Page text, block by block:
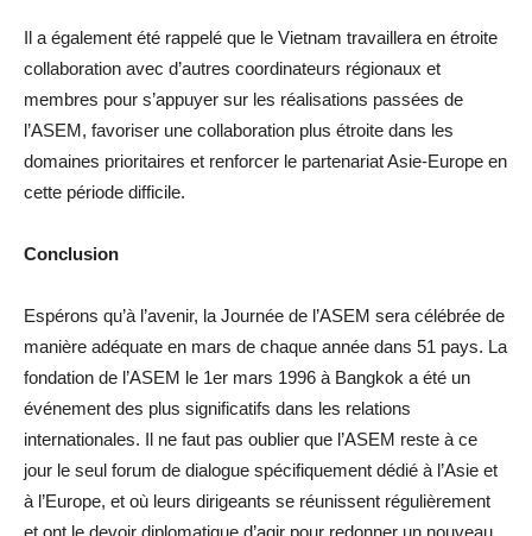
Il a également été rappelé que le Vietnam travaillera en étroite
collaboration avec d’autres coordinateurs régionaux et
membres pour s’appuyer sur les réalisations passées de
l’ASEM, favoriser une collaboration plus étroite dans les
domaines prioritaires et renforcer le partenariat Asie-Europe en
cette période difficile.
Conclusion
Espérons qu’à l’avenir, la Journée de l’ASEM sera célébrée de
manière adéquate en mars de chaque année dans 51 pays. La
fondation de l’ASEM le 1er mars 1996 à Bangkok a été un
événement des plus significatifs dans les relations
internationales. Il ne faut pas oublier que l’ASEM reste à ce
jour le seul forum de dialogue spécifiquement dédié à l’Asie et
à l’Europe, et où leurs dirigeants se réunissent régulièrement
et ont le devoir diplomatique d’agir pour redonner un nouveau